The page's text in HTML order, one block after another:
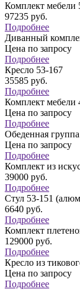
Комплект мебели
97235 руб.
Подробнее
Диванный
Цена по запросу
Подробнее
Кресло 53-167
35585 руб.
Подробнее
Комплект мебели
Цена по запросу
Подробнее
Обеденная
Цена по запросу
Подробнее
Комплект из
39000 руб.
Подробнее
Стул 53-151
6640 руб.
Подробнее
Комплект
129000 руб.
Подробнее
Кресло из
Цена по запросу
Подробнее